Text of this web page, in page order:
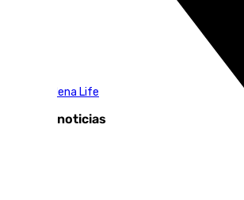
Benalmádena Life
Últimas noticias